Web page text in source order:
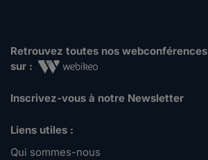
Retrouvez toutes nos webconférences
sur :
Inscrivez-vous à notre Newsletter
Liens utiles :
Qui sommes-nous